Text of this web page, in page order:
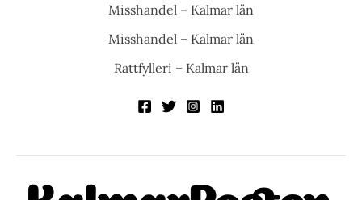
Misshandel – Kalmar län
Misshandel – Kalmar län
Rattfylleri – Kalmar län